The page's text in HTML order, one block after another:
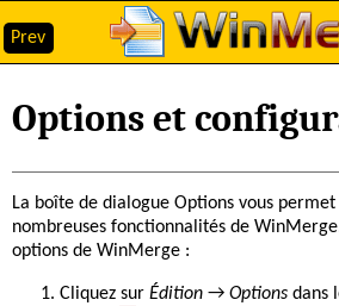
Prev
Options et
La boîte de dialogue Options vous
nombreuses fonctionnalités de
options de WinMerge :
Cliquez sur Édition → Options dans